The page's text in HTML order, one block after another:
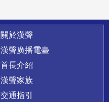
關於漢聲
漢聲廣播電臺
首長介紹
漢聲家族
交通指引